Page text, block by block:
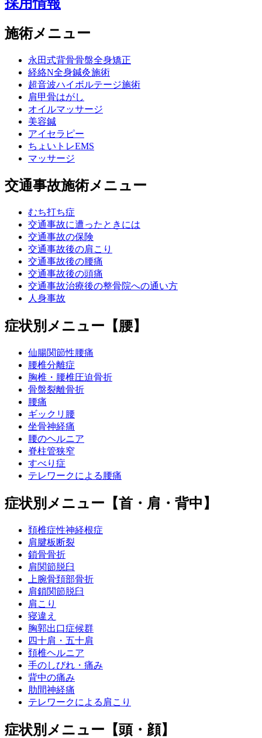
施術メニュー
永田式背骨骨盤全身矯正
経絡N全身鍼灸施術
超音波ハイボルテージ施術
肩甲骨はがし
オイルマッサージ
美容鍼
アイセラピー
ちょいトレEMS
マッサージ
交通事故施術メニュー
むち打ち症
交通事故に遭ったときには
交通事故の保険
交通事故後の肩こり
交通事故後の腰痛
交通事故後の頭痛
交通事故治療後の整骨院への通い方
人身事故
症状別メニュー【腰】
仙腸関節性腰痛
腰椎分離症
胸椎・腰椎圧迫骨折
骨盤裂離骨折
腰痛
ギックリ腰
坐骨神経痛
腰のヘルニア
脊柱管狭窄
すべり症
テレワークによる腰痛
症状別メニュー【首・肩・背中】
頚椎症性神経根症
肩腱板断裂
鎖骨骨折
肩関節脱臼
上腕骨頚部骨折
肩鎖関節脱臼
肩こり
寝違え
胸郭出口症候群
四十肩・五十肩
頚椎ヘルニア
手のしびれ・痛み
背中の痛み
肋間神経痛
テレワークによる肩こり
症状別メニュー【頭・顔】